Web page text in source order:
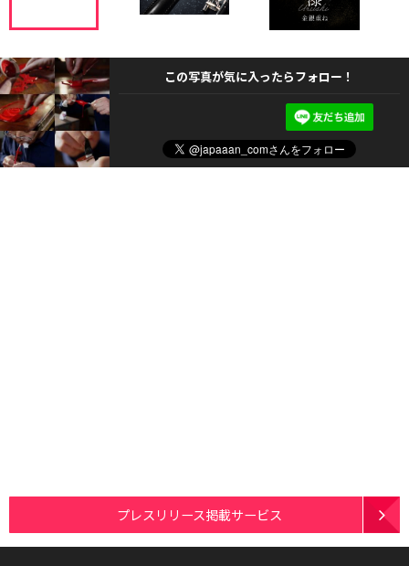
この写真が気に入ったらフォロー！
プレスリリース掲載サービス